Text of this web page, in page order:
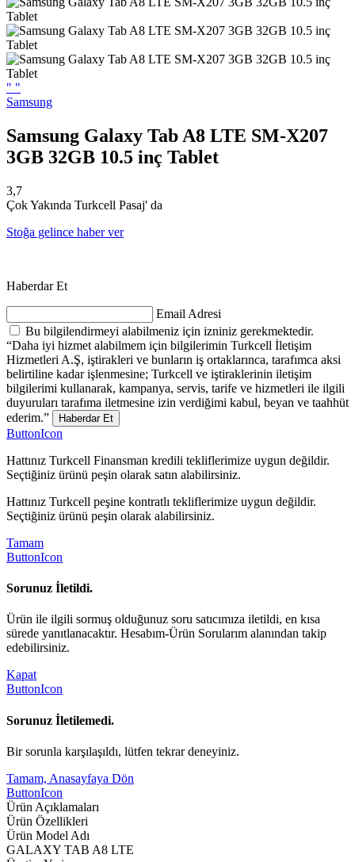
" "
Samsung
Samsung Galaxy Tab A8 LTE SM-X207
3GB 32GB 10.5 inç Tablet
3,7
Çok Yakında Turkcell Pasaj' da
Stoğa gelince haber ver
Haberdar Et
Email Adresi
Bu bilgilendirmeyi alabilmeniz için izniniz gerekmektedir.
“Daha iyi hizmet alabilmem için bilgilerimin Turkcell İletişim
Hizmetleri A.Ş, iştirakleri ve bunların iş ortaklarınca, tarafımca aksi
belirtiline kadar işlenmesine; Turkcell ve iştiraklerinin iletişim
bilgilerimi kullanarak, kampanya, servis, tarife ve hizmetleri ile ilgili
duyuruları tarafıma iletmesine izin verdiğimi kabul, beyan ve taahhüt
ederim.”
Haberdar Et
ButtonIcon
Hattınız Turkcell Finansman kredili tekliflerimize uygun değildir.
Seçtiğiniz ürünü peşin olarak satın alabilirsiniz.
Hattınız Turkcell peşine kontratlı tekliflerimize uygun değildir.
Seçtiğiniz ürünü peşin olarak alabilirsiniz.
Tamam
ButtonIcon
Sorunuz İletildi.
Ürün ile ilgili sormuş olduğunuz soru satıcımıza iletildi, en kısa
sürede yanıtlanacaktır. Hesabım-Ürün Sorularım alanından takip
edebilirsiniz.
Kapat
ButtonIcon
Sorunuz İletilemedi.
Bir sorunla karşılaşıldı, lütfen tekrar deneyiniz.
Tamam, Anasayfaya Dön
ButtonIcon
Ürün Açıklamaları
Ürün Özellikleri
Ürün Model Adı
GALAXY TAB A8 LTE